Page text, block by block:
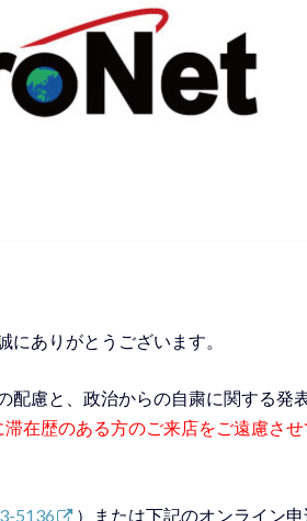
ありがとうございます。
配慮と、政治からの自粛に関する発
在歴のある方のご来店をご遠慮さ
5136
）または下記のオンライン